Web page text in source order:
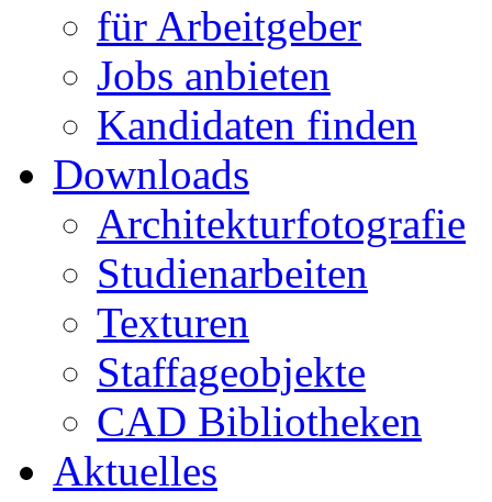
für Arbeitgeber
Jobs anbieten
Kandidaten finden
Downloads
Architekturfotografie
Studienarbeiten
Texturen
Staffageobjekte
CAD Bibliotheken
Aktuelles